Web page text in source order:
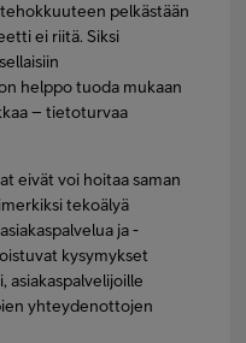
pelkästään
ei riitä. Siksi
helppo tuoda mukaan
– tietoturvaa
eivät voi hoitaa saman
tekoälyä
ja -
kysymykset
yhteydenottojen